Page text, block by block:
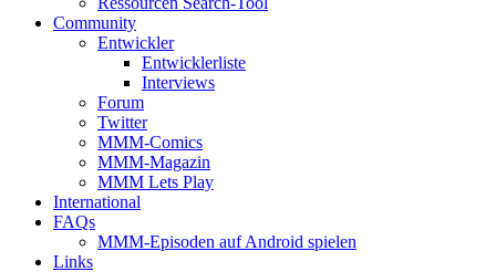
Community
Entwickler
Entwicklerliste
Interviews
Forum
Twitter
MMM-Comics
MMM-Magazin
MMM Lets Play
International
FAQs
MMM-Episoden auf Android spielen
Links